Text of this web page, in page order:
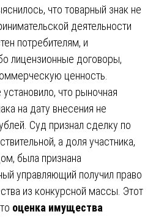
что товарный знак не
деятельности
потребителям, и
лицензионные договоры,
ценность.
что рыночная
на дату внесения не
Суд признал сделку по
а доля участника,
была признана
управляющий получил право
из конкурсной массы. Этот
оценка имущества